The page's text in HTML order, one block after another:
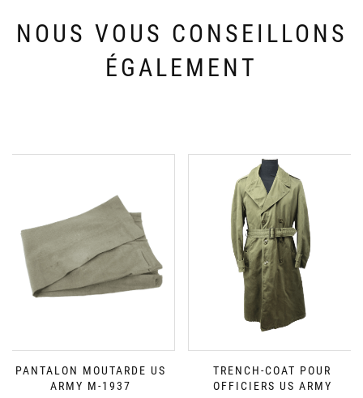
NOUS VOUS CONSEILLONS
ÉGALEMENT
PANTALON MOUTARDE US
ARMY M-1937
TRENCH-COAT POUR
OFFICIERS US ARMY